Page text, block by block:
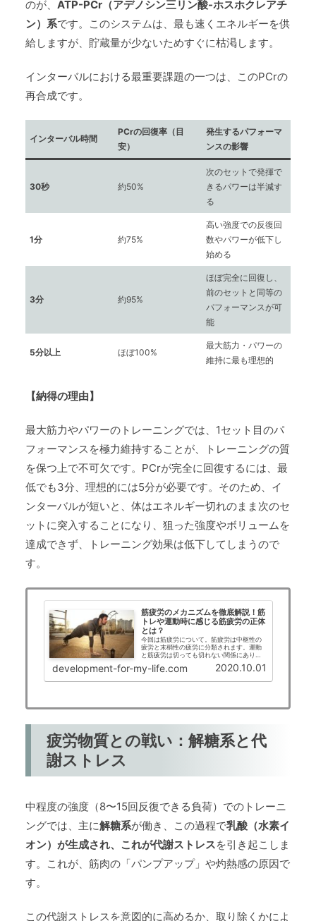
のが、 ATP-PCr（アデノシン三リン酸-ホスホクレアチ
ン）系です。このシステムは、最も速くエネルギーを供
給しますが、貯蔵量が少ないためすぐに枯渇します。
インターバルにおける最重要課題の一つは、このPCrの
再合成です。
インターバル時間
PCrの回復率（目
安）
発生するパフォーマ
ンスの影響
30秒 約50%
次のセットで発揮で
きるパワーは半減す
る
1分 約75%
高い強度での反復回
数やパワーが低下し
始める
3分 約95%
ほぼ完全に回復し、
前のセットと同等の
パフォーマンスが可
能
5分以上 ほぼ100%
最大筋力・パワーの
維持に最も理想的
【納得の理由】
最大筋力やパワーのトレーニングでは、1セット目のパ
フォーマンスを極力維持することが、トレーニングの質
を保つ上で不可欠です。PCrが完全に回復するには、最
低でも3分、理想的には5分が必要です。そのため、イ
ンターバルが短いと、体はエネルギー切れのまま次のセ
ットに突入することになり、狙った強度やボリュームを
達成できず、トレーニング効果は低下してしまうので
す。
筋疲労のメカニズムを徹底解説！筋
トレや運動時に感じる筋疲労の正体
とは？
今回は筋疲労について。筋疲労は中枢性の
疲労と末梢性の疲労に分類されます。運動
と筋疲労は切っても切れない関係にありま
す。私自身が学部生時代に筋疲労の研究を
行っていたということもあるので、今回は
development-for-my-life.com 2020.10.01
疲労物質との戦い：解糖系と代
謝ストレス
中程度の強度（8〜15回反復できる負荷）でのトレーニ
ングでは、主に解糖系が働き、この過程で乳酸（水素イ
オン）が生成され、これが代謝ストレスを引き起こしま
す。これが、筋肉の「パンプアップ」や灼熱感の原因で
す。
この代謝ストレスを意図的に高めるか、取り除くかによ